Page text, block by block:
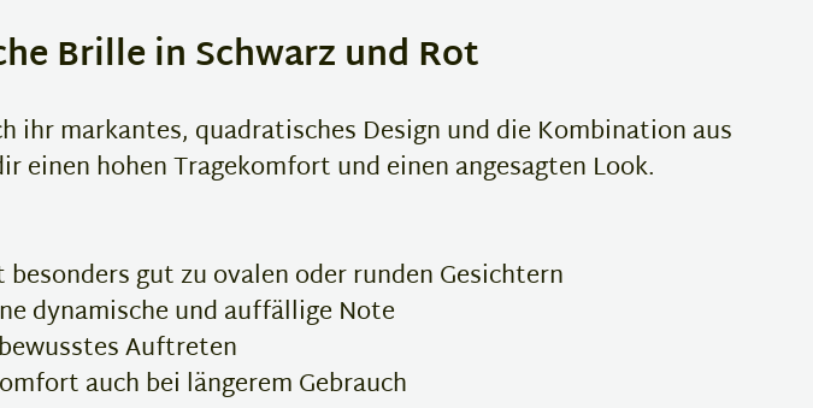
Brille in Schwarz und Rot
ihr markantes, quadratisches Design und die Kombination aus
hohen Tragekomfort und einen angesagten Look.
gut zu ovalen oder runden Gesichtern
dynamische und auffällige Note
Auftreten
auch bei längerem Gebrauch